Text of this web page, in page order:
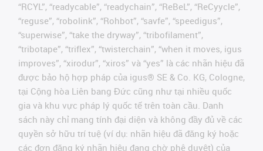
“RCYL”, “readycable”, “readychain”, “ReBeL”, “ReCyycle”,
“reguse”, “robolink”, “Rohbot”, “savfe”, “speedigus”,
“superwise”, “take the dryway”, “tribofilament”,
“tribotape”, “triflex”, “twisterchain”, “when it moves, igus
improves”, “xirodur”, “xiros” và “yes” là các nhãn hiệu đã
được bảo hộ hợp pháp của igus® SE & Co. KG, Cologne,
tại Cộng hòa Liên bang Đức cũng như tại nhiều quốc
gia và khu vực pháp lý quốc tế trên toàn cầu. Danh
sách này chỉ mang tính đại diện và không đầy đủ về các
quyền sở hữu trí tuệ (ví dụ: nhãn hiệu đã đăng ký hoặc
các đơn đăng ký nhãn hiệu đang chờ phê duyệt) của